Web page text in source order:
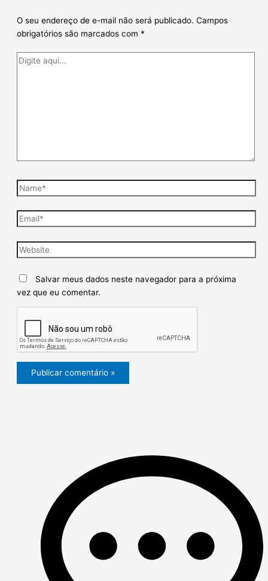
O seu endereço de e-mail não será publicado. Campos
obrigatórios são marcados com *
Salvar meus dados neste navegador para a próxima
vez que eu comentar.